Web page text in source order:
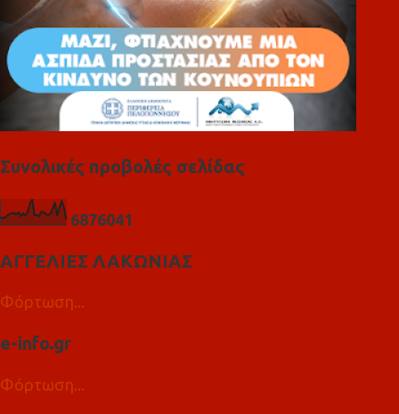
Συνολικές προβολές σελίδας
6876041
ΑΓΓΕΛΙΕΣ ΛΑΚΩΝΙΑΣ
Φόρτωση...
e-info.gr
Φόρτωση...